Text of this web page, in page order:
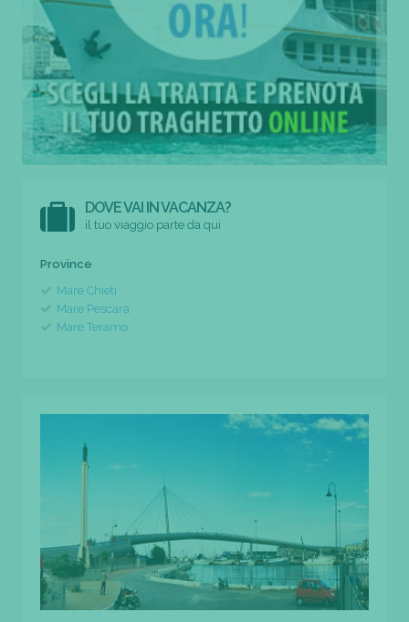
DOVE VAI IN VACANZA?
il tuo viaggio parte da qui
Province
Mare Chieti
Mare Pescara
Mare Teramo